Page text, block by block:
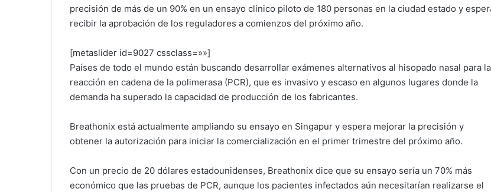
precisión de más de un 90% en un ensayo clínico piloto de 180 personas en la ciudad estado y
recibir la aprobación de los reguladores a comienzos del próximo año.
[metaslider id=9027 cssclass=»»]
Países de todo el mundo están buscando desarrollar exámenes alternativos al hisopado nasal para la
reacción en cadena de la polimerasa (PCR), que es invasivo y escaso en algunos lugares donde la
demanda ha superado la capacidad de producción de los fabricantes.
Breathonix está actualmente ampliando su ensayo en Singapur y espera mejorar la precisión y
obtener la autorización para iniciar la comercialización en el primer trimestre del próximo año.
Con un precio de 20 dólares estadounidenses, Breathonix dice que su ensayo sería un 70% más
económico que las pruebas de PCR, aunque los pacientes infectados aún necesitarían realizarse el